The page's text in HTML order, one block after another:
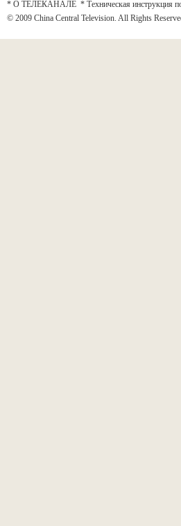
* О ТЕЛЕКАНАЛЕ * Техническая инструкция
© 2009 China Central Television. All Rights